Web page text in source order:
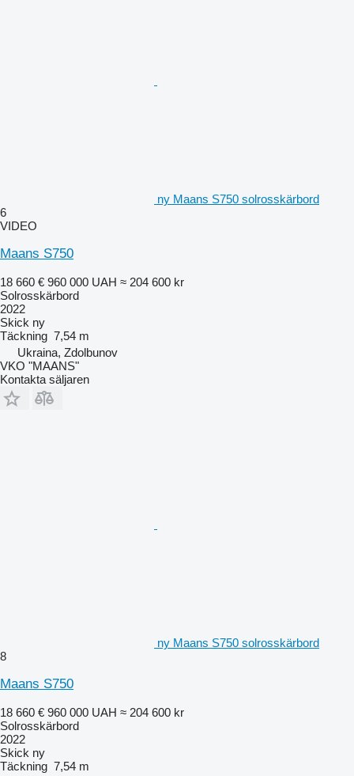
ny Maans S750 solrosskärbord
6
VIDEO
Maans S750
18 660 € 960 000 UAH ≈ 204 600 kr
Solrosskärbord
2022
Skick ny
Täckning 7,54 m
Ukraina, Zdolbunov
VKO "MAANS"
Kontakta säljaren
ny Maans S750 solrosskärbord
8
Maans S750
18 660 € 960 000 UAH ≈ 204 600 kr
Solrosskärbord
2022
Skick ny
Täckning 7,54 m